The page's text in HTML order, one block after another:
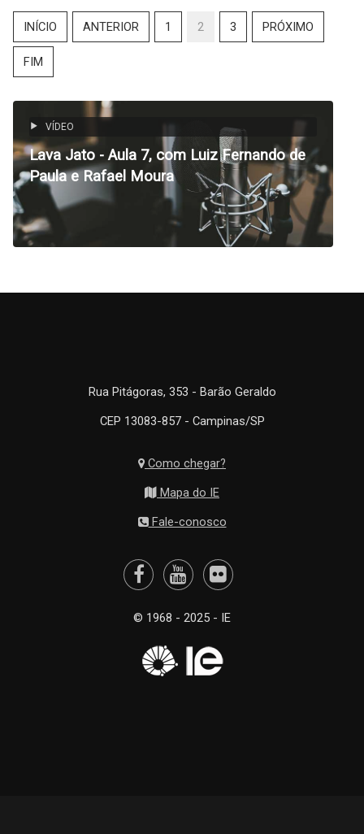
INÍCIO ANTERIOR 1 2 3 PRÓXIMO
FIM
VÍDEO
Lava Jato - Aula 7, com Luiz Fernando de
Paula e Rafael Moura
Rua Pitágoras, 353 - Barão Geraldo
CEP 13083-857 - Campinas/SP
Como chegar?
Mapa do IE
Fale-conosco
© 1968 - 2025 - IE